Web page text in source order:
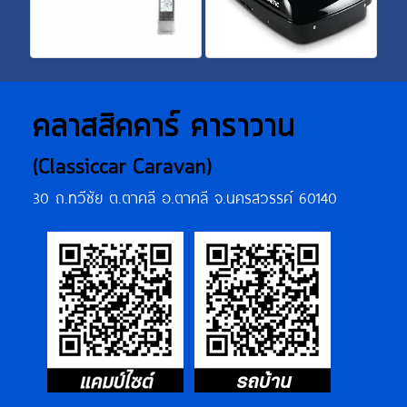
คลาสสิคคาร์ คาราวาน
(Classiccar Caravan)
30 ถ.ทวีชัย ต.ตาคลี อ.ตาคลี จ.นครสวรรค์ 60140